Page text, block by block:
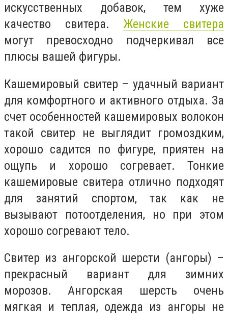
искусственных добавок, тем хуже
качество свитера. Женские свитера
могут превосходно подчеркивал все
плюсы вашей фигуры.
Кашемировый свитер – удачный вариант
для комфортного и активного отдыха. За
счет особенностей кашемировых волокон
такой свитер не выглядит громоздким,
хорошо садится по фигуре, приятен на
ощупь и хорошо согревает. Тонкие
кашемировые свитера отлично подходят
для занятий спортом, так как не
вызывают потоотделения, но при этом
хорошо согревают тело.
Свитер из ангорской шерсти (ангоры) –
прекрасный вариант для зимних
морозов. Ангорская шерсть очень
мягкая и теплая, одежда из ангоры не